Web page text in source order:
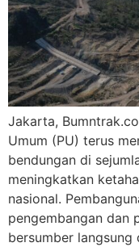
Jakarta,
Umum (PU) terus
bendungan di
meningkatkan
nasional.
pengembangan dan
bersumber langsung